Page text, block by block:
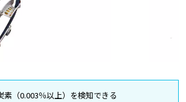
素（0.003％以上）を検知できる